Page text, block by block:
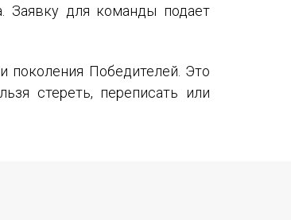
Заявку для команды подает
поколения Победителей. Это
стереть, переписать или